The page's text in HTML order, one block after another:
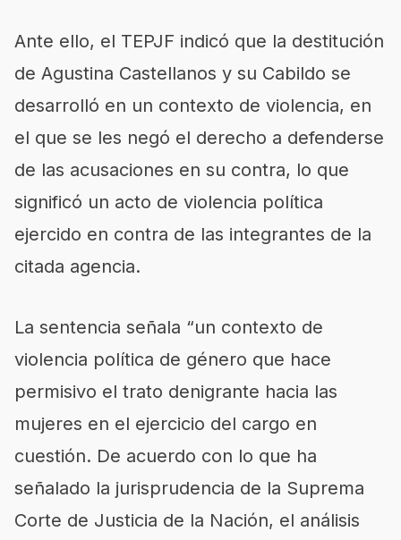
Ante ello, el TEPJF indicó que la destitución
de Agustina Castellanos y su Cabildo se
desarrolló en un contexto de violencia, en
el que se les negó el derecho a defenderse
de las acusaciones en su contra, lo que
significó un acto de violencia política
ejercido en contra de las integrantes de la
citada agencia.
La sentencia señala “un contexto de
violencia política de género que hace
permisivo el trato denigrante hacia las
mujeres en el ejercicio del cargo en
cuestión. De acuerdo con lo que ha
señalado la jurisprudencia de la Suprema
Corte de Justicia de la Nación, el análisis